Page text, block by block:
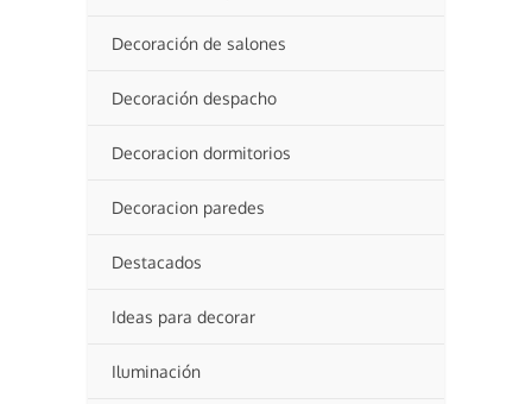
Decoración de salones
Decoración despacho
Decoracion dormitorios
Decoracion paredes
Destacados
Ideas para decorar
Iluminación